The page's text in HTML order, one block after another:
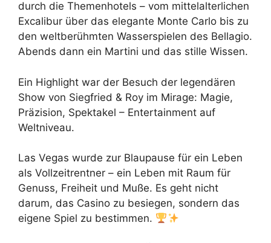
durch die Themenhotels – vom mittelalterlichen
Excalibur über das elegante Monte Carlo bis zu
den weltberühmten Wasserspielen des Bellagio.
Abends dann ein Martini und das stille Wissen.
Ein Highlight war der Besuch der legendären
Show von Siegfried & Roy im Mirage: Magie,
Präzision, Spektakel – Entertainment auf
Weltniveau.
Las Vegas wurde zur Blaupause für ein Leben
als Vollzeitrentner – ein Leben mit Raum für
Genuss, Freiheit und Muße. Es geht nicht
darum, das Casino zu besiegen, sondern das
eigene Spiel zu bestimmen.